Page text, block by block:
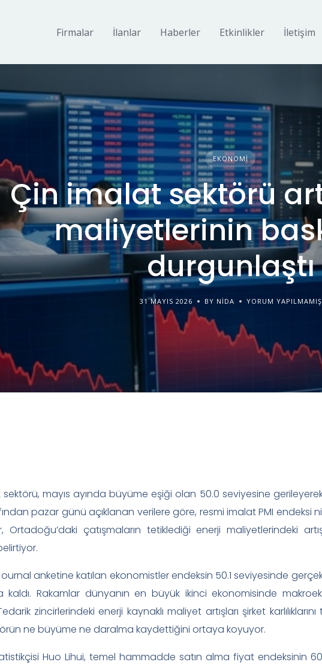
Firmalar İlanlar Haberler Etkinlikler İletişim
EKONOMI
Çin imalat sektörü
maliyetlerinin
durgunlaştı
31 MAYIS 2026 BY NIDA YORUM YAPILMAMIŞ
sektörü, mayıs ayında büyüme eşiği olan 50.0 seviyesine
pazar günü açıklanan verilere göre, resmi imalat PMI endeksi
Ortadoğu’daki çatışmaların tetiklediği enerji maliyetlerindeki
anketine katılan ekonomistler endeksin 50.1 seviyesinde
kaldı. Rakamlar dünyanın en büyük ikinci ekonomisinde
zincirlerindeki enerji kaynaklı maliyet artışları şirket
ne büyüme ne daralma kaydettiğini ortaya koyuyor.
Huo Lihui, temel hammadde satın alma fiyat endeksinin